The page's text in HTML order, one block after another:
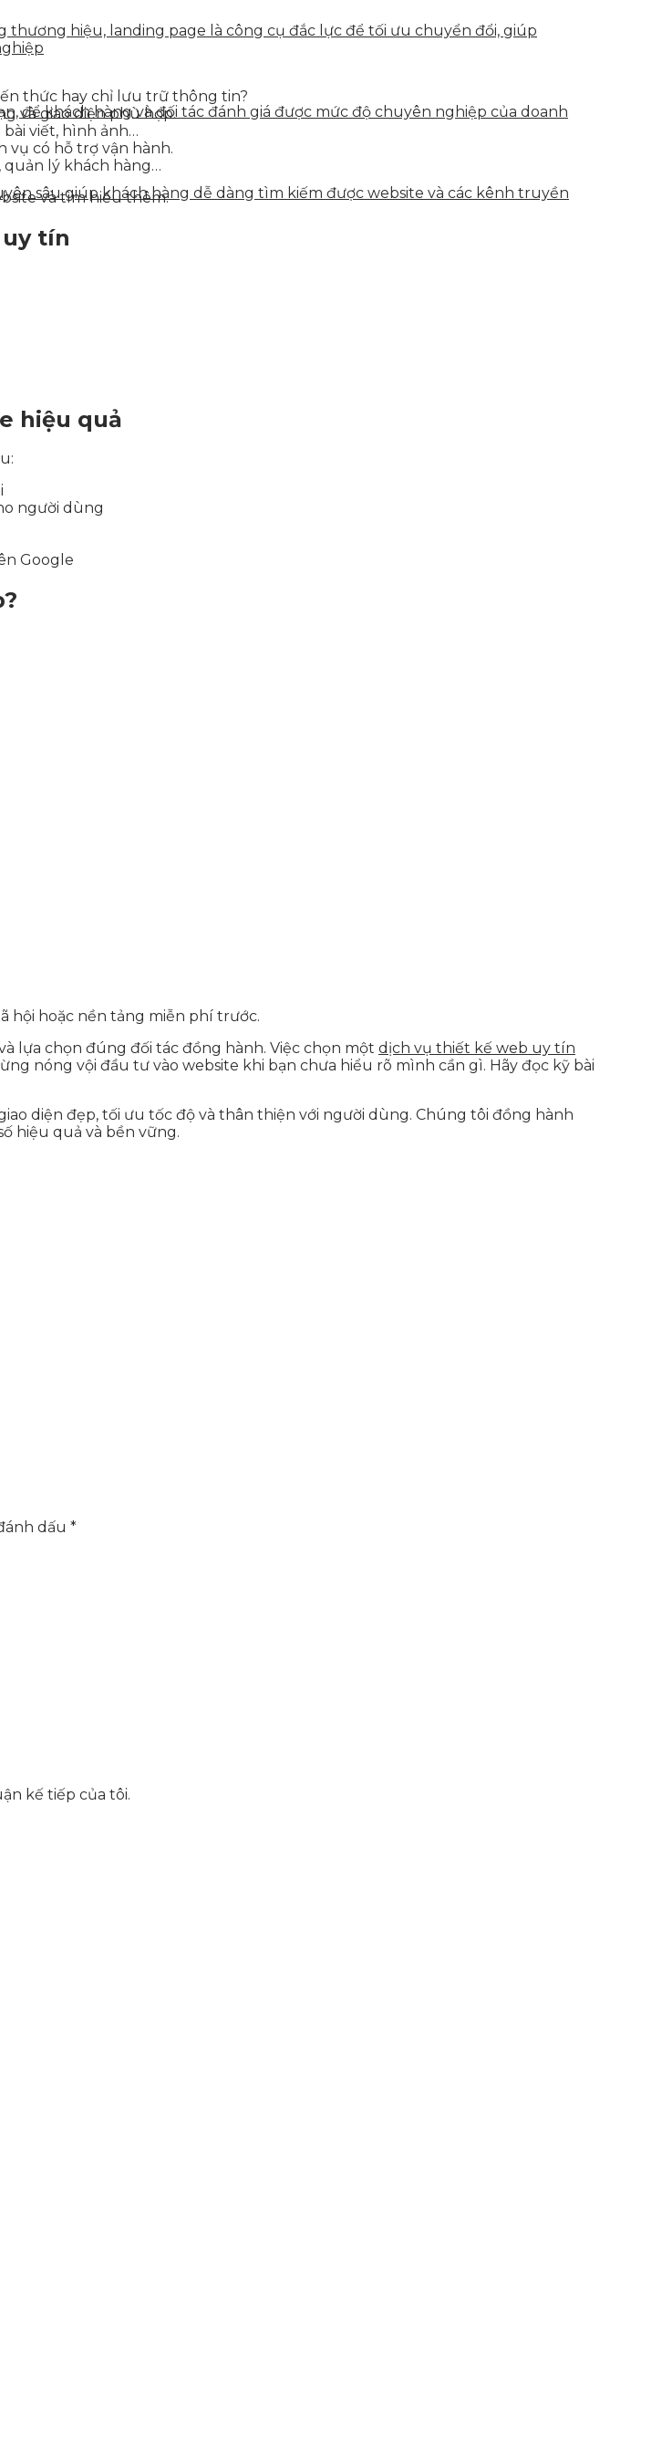
hiệu, landing page là công cụ đắc lực để tối ưu chuyển đổi, giúp
để khách hàng và đối tác đánh giá được mức độ chuyên nghiệp của doanh
sâu giúp khách hàng dễ dàng tìm kiếm được website và các kênh truyền
thức hay chỉ lưu trữ thông tin?
và giao diện phù hợp.
bài viết, hình ảnh…
vụ có hỗ trợ vận hành.
quản lý khách hàng…
và tìm hiểu thêm.
tín
hiệu quả
người dùng
Google
hội hoặc nền tảng miễn phí trước.
lựa chọn đúng đối tác đồng hành. Việc chọn một dịch vụ thiết kế web uy tín
nóng vội đầu tư vào website khi bạn chưa hiểu rõ mình cần gì. Hãy đọc kỹ bài
diện đẹp, tối ưu tốc độ và thân thiện với người dùng. Chúng tôi đồng hành
hiệu quả và bền vững.
dấu *
kế tiếp của tôi.